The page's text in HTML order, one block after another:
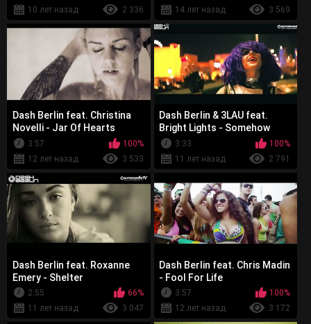
10 лет назад
2 336
14 лет назад
3 569
Dash Berlin feat. Christina
Novelli - Jar Of Hearts
3:57
100%
12 лет назад
3 533
Dash Berlin & 3LAU feat.
Bright Lights - Somehow
3:33
100%
11 лет назад
2 791
Dash Berlin feat. Roxanne
Emery - Shelter
2:55
66%
11 лет назад
3 047
Dash Berlin feat. Chris Madin
- Fool For Life
3:57
100%
12 лет назад
3 172